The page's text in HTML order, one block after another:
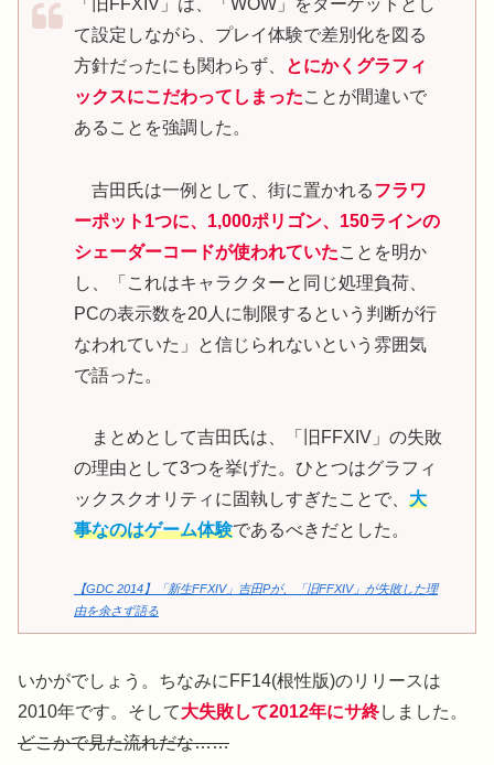
て設定しながら、プレイ体験で差別化を図る
方針だったにも関わらず、
とにかくグラフィ
ックスにこだわってしまったことが間違いで
あることを強調した。
吉田氏は一例として、街に置かれるフラワ
ーポット1つに、1,000ポリゴン、150ラインの
シェーダーコードが使われていたことを明か
し、「これはキャラクターと同じ処理負荷、
PCの表示数を20人に制限するという判断が行
なわれていた」と信じられないという雰囲気
で語った。
まとめとして吉田氏は、「旧FFXIV」の失敗
の理由として3つを挙げた。ひとつはグラフィ
ックスクオリティに固執しすぎたことで、 大
事なのはゲーム体験であるべきだとした。
【GDC 2014】「新生FFXIV」吉田Pが、「旧FFXIV」が失敗した理
由を余さず語る
いかがでしょう。ちなみにFF14(根性版)のリリースは
2010年です。そして大失敗して2012年にサ終しました。
どこかで見た流れだな……